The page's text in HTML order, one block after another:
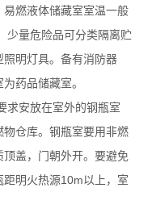
燃液体储藏室室温一般
量危险品可分类隔离贮
明灯具。备有消防器
药品储藏室。
求安放在室外的钢瓶室
仓库。钢瓶室要用非燃
盖，门朝外开。要避免
明火热源10m以上，室